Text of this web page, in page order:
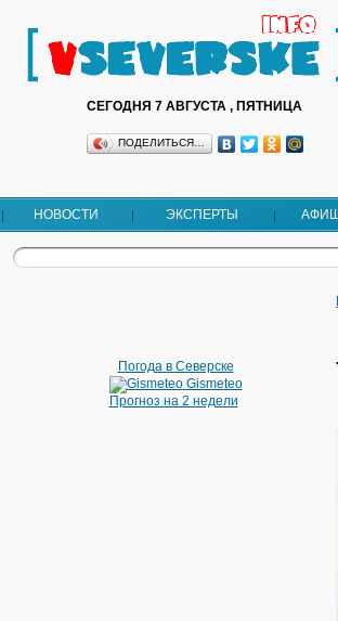
СЕГОДНЯ 7 АВГУСТА , ПЯТНИЦА
ПОДЕЛИТЬСЯ…
НОВОСТИ ЭКСПЕРТЫ
Погода в Северске
Gismeteo
Прогноз на 2 недели